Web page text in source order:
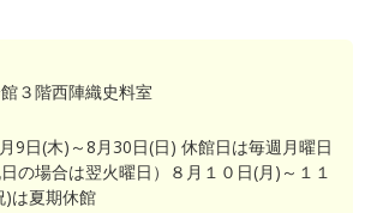
３階西陣織史料室
9日(木)～8月30日(日) 休館日は毎週月曜日
日の場合は翌火曜日）８月１０日(月)～１１
)は夏期休館